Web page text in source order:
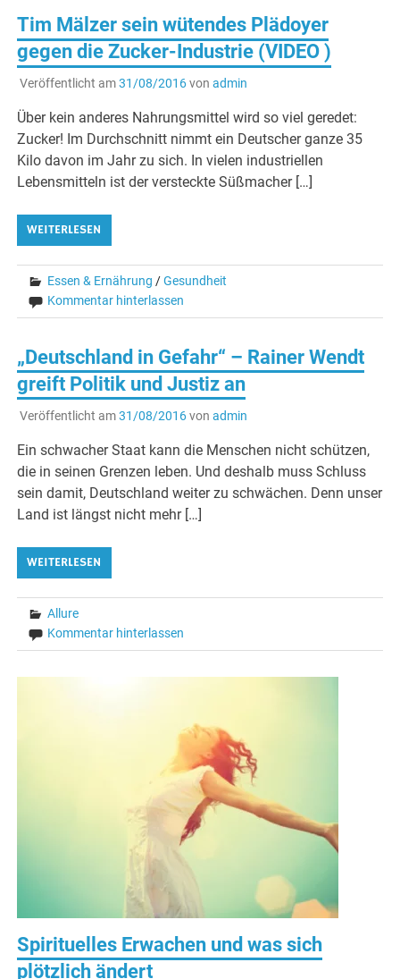
Tim Mälzer sein wütendes Plädoyer
gegen die Zucker-Industrie (VIDEO )
Veröffentlicht am31/08/2016von admin
Über kein anderes Nahrungsmittel wird so viel geredet:
Zucker! Im Durchschnitt nimmt ein Deutscher ganze 35
Kilo davon im Jahr zu sich. In vielen industriellen
Lebensmitteln ist der versteckte Süßmacher […]
WEITERLESEN
Essen & Ernährung /Gesundheit
Kommentar hinterlassen
„Deutschland in Gefahr“ – Rainer Wendt
greift Politik und Justiz an
Veröffentlicht am31/08/2016von admin
Ein schwacher Staat kann die Menschen nicht schützen,
die in seinen Grenzen leben. Und deshalb muss Schluss
sein damit, Deutschland weiter zu schwächen. Denn unser
Land ist längst nicht mehr […]
WEITERLESEN
Allure
Kommentar hinterlassen
Spirituelles Erwachen und was sich
plötzlich ändert